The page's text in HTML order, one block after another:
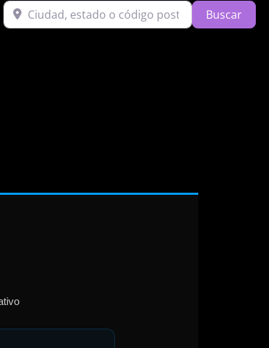
Ciudad, estado o código postal Buscar